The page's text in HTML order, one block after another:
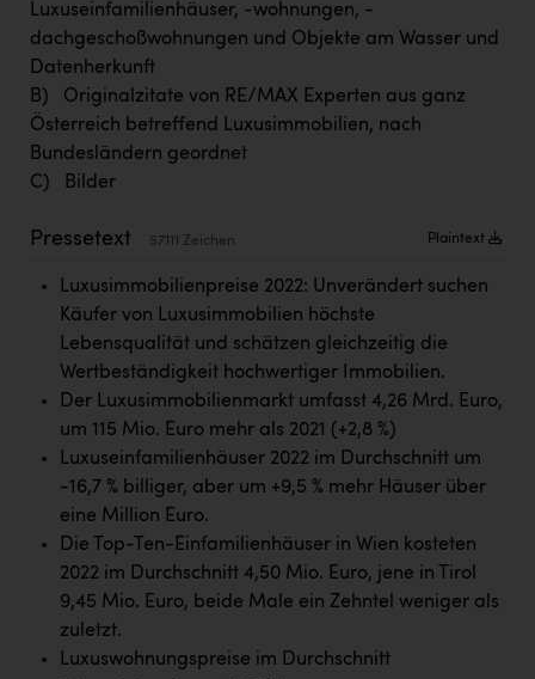
TRAILOMAT & Cycling Austria
VERITAS
Vier Diamanten
Vorlagenportal
ZGONC
ZULuft - Zukunft Luft Austria
Österreichisches Hebammengremium
Dopgas
kunden basics
kontakt
Luxuseinfamilienhäuser, -wohnungen, -
dachgeschoßwohnungen und Objekte am Wasser und
Datenherkunft
B) Originalzitate von RE/MAX Experten aus ganz
Österreich betreffend Luxusimmobilien, nach
Bundesländern geordnet
C) Bilder
Pressetext 57111 Zeichen Plaintext
Luxusimmobilienpreise 2022: Unverändert suchen
Käufer von Luxusimmobilien höchste
Lebensqualität und schätzen gleichzeitig die
Wertbeständigkeit hochwertiger Immobilien.
Der Luxusimmobilienmarkt umfasst 4,26 Mrd. Euro,
um 115 Mio. Euro mehr als 2021 (+2,8 %)
Luxuseinfamilienhäuser 2022 im Durchschnitt um
-16,7 % billiger, aber um +9,5 % mehr Häuser über
eine Million Euro.
Die Top-Ten-Einfamilienhäuser in Wien kosteten
2022 im Durchschnitt 4,50 Mio. Euro, jene in Tirol
9,45 Mio. Euro, beide Male ein Zehntel weniger als
zuletzt.
Luxuswohnungspreise im Durchschnitt